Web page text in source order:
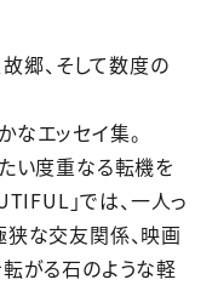
故郷、そして数度の
エッセイ集。
い度重なる転機を
」では、一人っ
な交友関係、映画
がる石のような軽